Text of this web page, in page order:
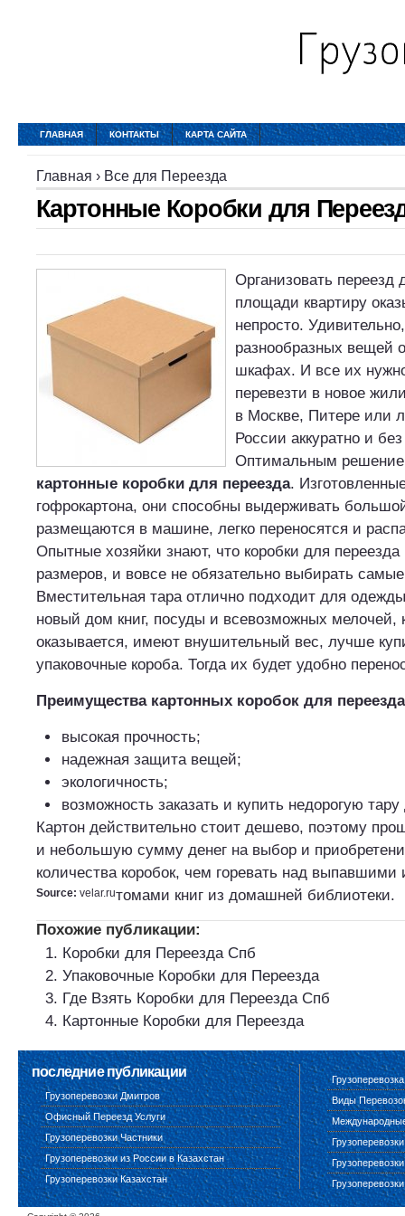
ГЛАВНАЯ КОНТАКТЫ КАРТА САЙТА
Главная › Все для Переезда
Картонные Коробки для
Организовать переезд
площади квартиру
непросто.
разнообразных вещей
шкафах. И все их
перевезти в новое
в Москве, Питере или
России аккуратно и
Оптимальным
картонные коробки для переезда.
гофрокартона, они способны выдерживать
размещаются в машине, легко переносятся и
Опытные хозяйки знают, что коробки для
размеров, и вовсе не обязательно выбирать
Вместительная тара отлично подходит для
новый дом книг, посуды и всевозможных мелочей,
оказывается, имеют внушительный вес, лучше
упаковочные короба. Тогда их будет удобно
Преимущества картонных коробок для
высокая прочность;
надежная защита вещей;
экологичность;
возможность заказать и купить недорогую
Картон действительно стоит дешево, поэтому
и небольшую сумму денег на выбор и
количества коробок, чем горевать над выпавшими
томами книг из домашней библиотеки.
Source: velar.ru
Похожие публикации:
Коробки для Переезда Спб
Упаковочные Коробки для Переезда
Где Взять Коробки для Переезда Спб
Картонные Коробки для Переезда
последние публикации
Грузоперевозки Дмитров
Офисный Переезд Услуги
Грузоперевозки Частники
Грузоперевозки из России в Казахстан
Грузоперевозки Казахстан
Виды